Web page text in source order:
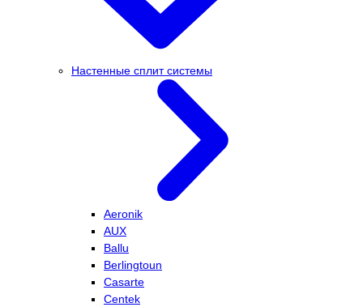
Настенные сплит системы
Aeronik
AUX
Ballu
Berlingtoun
Casarte
Centek